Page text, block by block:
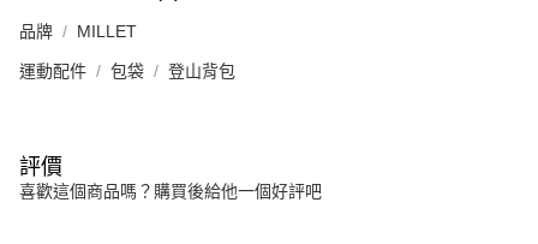
品牌 MILLET
運動配件 包袋 登山背包
評價
喜歡這個商品嗎？購買後給他一個好評吧